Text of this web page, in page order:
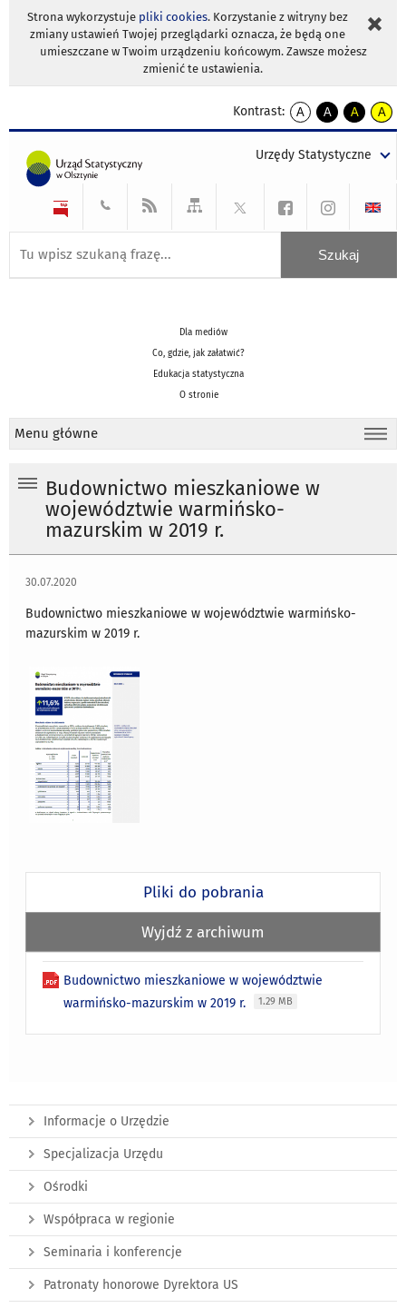
Strona wykorzystuje pliki cookies. Korzystanie z witryny bez
zmiany ustawień Twojej przeglądarki oznacza, że będą one
umieszczane w Twoim urządzeniu końcowym. Zawsze możesz
zmienić te ustawienia.
Kontrast:
A
kontrast
A
kontrast
tekst
czarnym
A
kontrast
tekst
czarnym
A
tekst
żółtym
Urzędy Statystyczne
Dla mediów
Co, gdzie, jak załatwić?
Edukacja statystyczna
O stronie
Menu główne
Budownictwo mieszkaniowe w
województwie warmińsko-
mazurskim w 2019 r.
30.07.2020
Budownictwo mieszkaniowe w województwie warmińsko-
mazurskim w 2019 r.
Pliki do pobrania
Wyjdź z archiwum
Budownictwo mieszkaniowe w województwie
warmińsko-mazurskim w 2019 r.
1.29 MB
Informacje o Urzędzie
Specjalizacja Urzędu
Ośrodki
Współpraca w regionie
Seminaria i konferencje
Patronaty honorowe Dyrektora US